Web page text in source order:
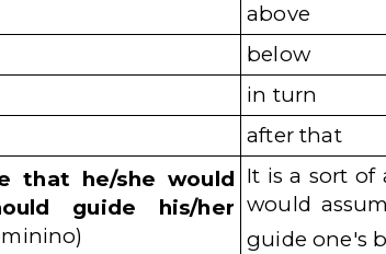
above
below
in turn
after that
that he/she would
guide his/her
It is a sort of
would
guide one's